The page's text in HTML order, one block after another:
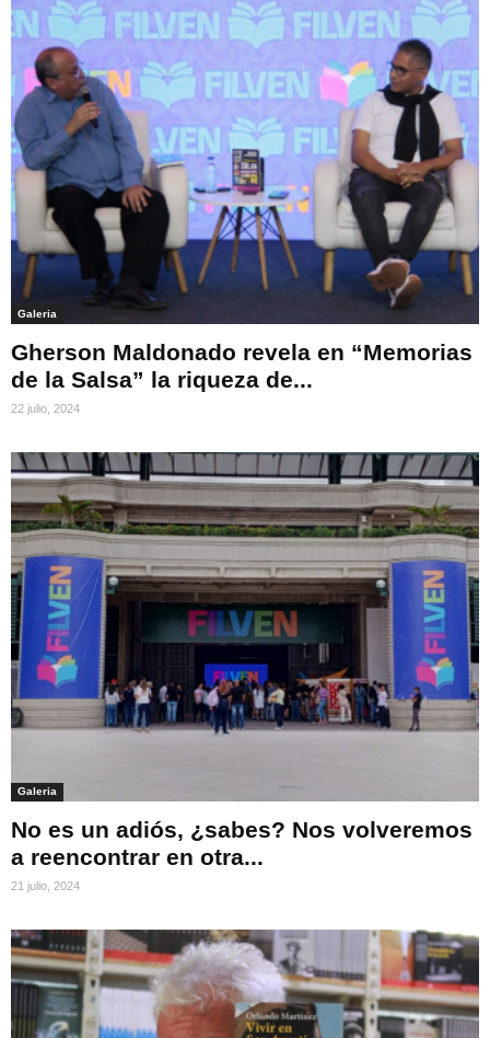
Galeria
Gherson Maldonado revela en “Memorias
de la Salsa” la riqueza de...
22 julio, 2024
Galeria
No es un adiós, ¿sabes? Nos volveremos
a reencontrar en otra...
21 julio, 2024